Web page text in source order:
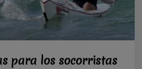
para los socorristas